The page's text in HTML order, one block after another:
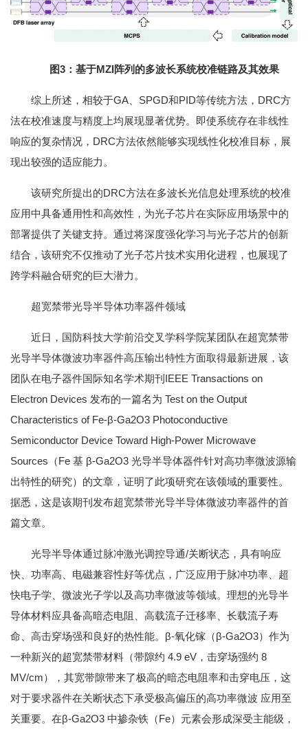
图3：基于MZI阵列的多波长系统校准链路及其效果
综上所述，相较于GA、SPGD和PID等传统方法，DRC方
法在校准速度与精度上均展现显著优势。即使系统存在非线性
响应的复杂情况，DRC方法依然能够实现线性化校准目标，展
现出较强的适应能力。
该研究所提出的DRC方法在多波长光信息处理系统的校准
应用中具备通用性和高效性，为光子芯片在实际应用场景中的
部署提供了关键支持。通过将深度强化学习与光子芯片的创新
结合，该研究不仅推动了光子芯片技术实用化进程，也展现了
跨学科融合研究的巨大潜力。
超宽禁带光导半导体功率器件领域
近日，国防科技大学前沿交叉学科学院某团队在超宽禁带
光导半导体微波功率器件高压输出特性方面取得最新进展，该
团队在电子器件国际知名学术期刊IEEE Transactions on
Electron Devices 发布的一篇名为 Test on the Output
Characteristics of Fe-β-Ga2O3 Photoconductive
Semiconductor Device Toward High-Power Microwave
Sources（Fe 基 β-Ga2O3 光导半导体器件针对高功率微波源输
出特性的研究）的文章，证明了此项研究在该领域的重要性。
据悉，这是该期刊发布超宽禁带光导半导体微波功率器件的首
篇文章。
光导半导体通过脉冲激光调控导通/关断状态，具有响应
快、功率高、电磁兼容性好等优点，广泛应用于脉冲功率、超
快电子学、微波光子学以及高功率微波等领域。理想的光导半
导体材料应具备高暗态电阻、高载流子迁移率、长载流子寿
命、高击穿场强和良好的热性能。β-氧化镓（β-Ga2O3）作为
一种新兴的超宽禁带材料（带隙约 4.9 eV，击穿场强约 8
MV/cm），其宽带隙带来了极高的暗态电阻率和击穿电压，这
对于要求器件在关断状态下承受极高偏压的高功率微波 应用至
关重要。在β-Ga2O3 中掺杂铁（Fe）元素会形成深受主能级，